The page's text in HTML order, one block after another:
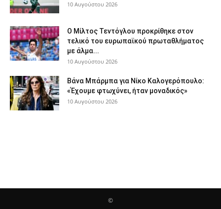
10 Αυγούστου 2026
Ο Μίλτος Τεντόγλου προκρίθηκε στον
τελικό του ευρωπαϊκού πρωταθλήματος
με άλμα...
10 Αυγούστου 2026
Βάνα Μπάρμπα για Νίκο Καλογερόπουλο:
«Έχουμε φτωχύνει, ήταν μοναδικός»
10 Αυγούστου 2026
©